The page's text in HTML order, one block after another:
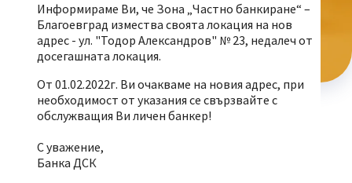
Информираме Ви, че Зона „Частно банкиране“ –
Благоевград измества своята локация на нов
адрес - ул. "Тодор Александров" № 23, недалеч от
досегашната локация.
От 01.02.2022г. Ви очакваме на новия адрес, при
необходимост от указания се свързвайте с
обслужващия Ви личен банкер!
С уважение,
Банка ДСК